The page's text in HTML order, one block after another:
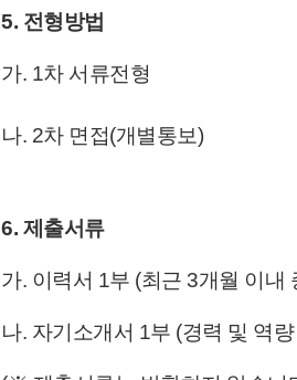
5. 전형방법
가. 1차 서류전형
나. 2차 면접(개별통보)
6. 제출서류
가. 이력서 1부 (최근 3개월 이내
나. 자기소개서 1부 (경력 및 역